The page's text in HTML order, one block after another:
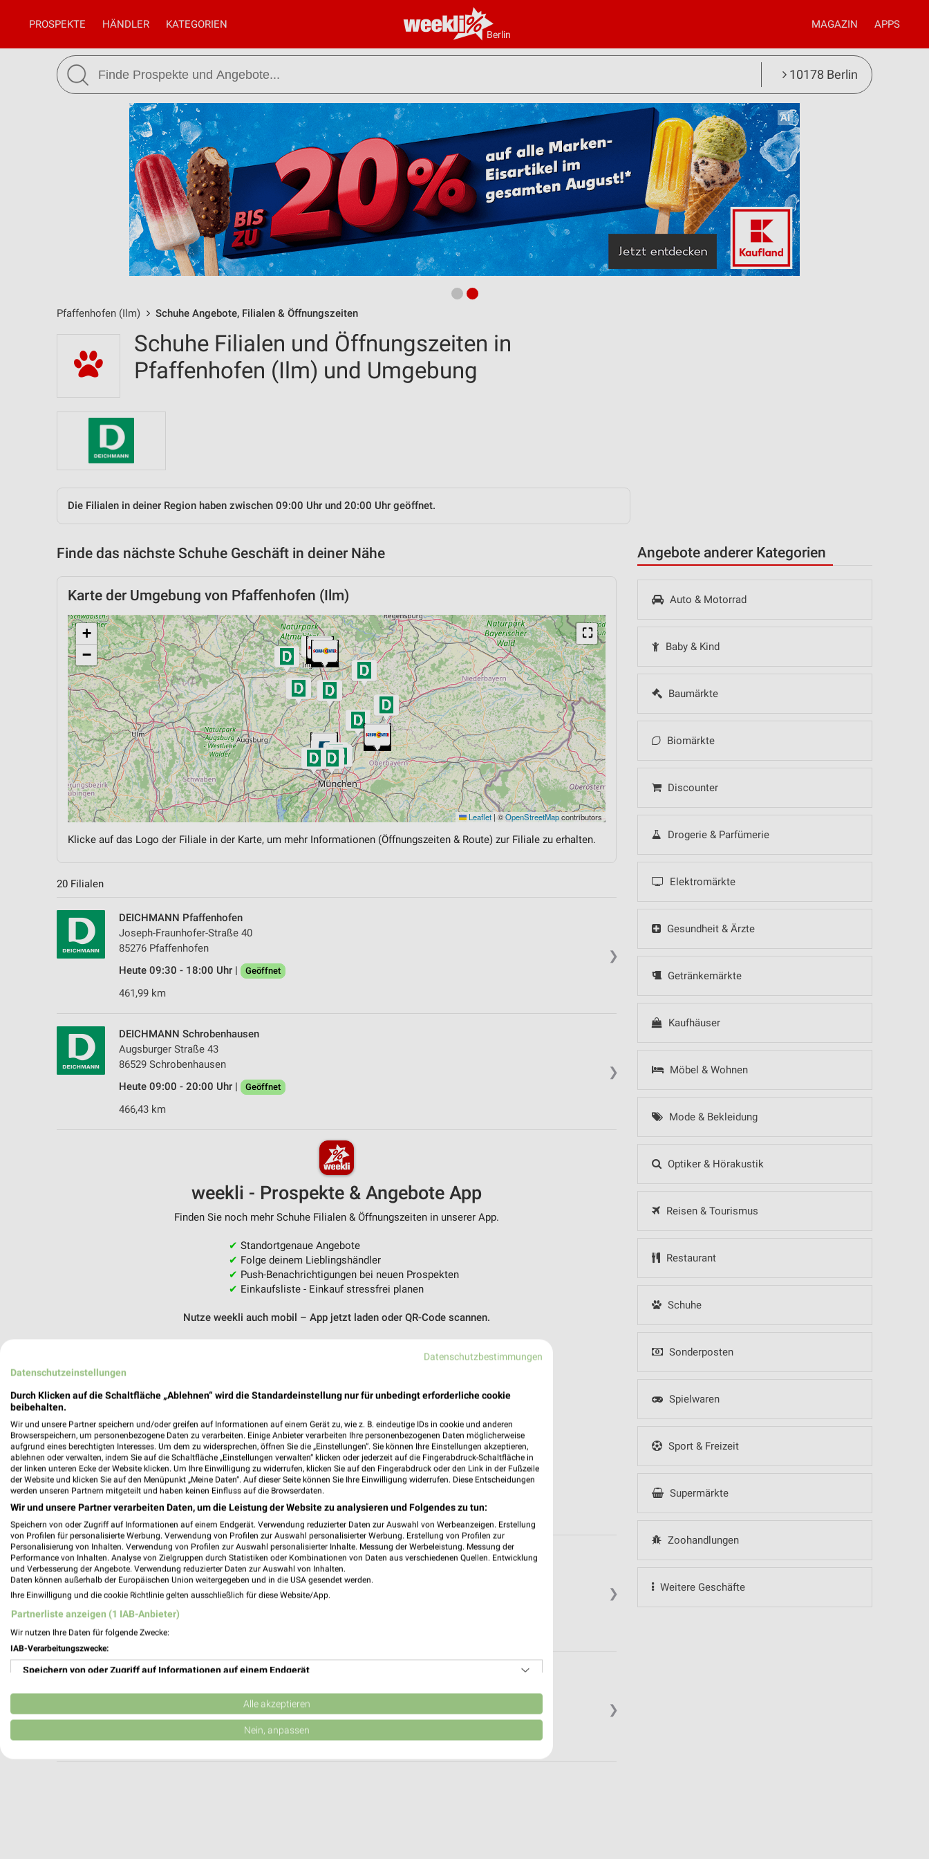
Berlin
PROSPEKTE HÄNDLER KATEGORIEN MAGAZIN APPS
10178 Berlin
Pfaffenhofen (Ilm) Schuhe Angebote, Filialen & Öffnungszeiten
Angebote anderer Kategorien
Auto & Motorrad
Baby & Kind
Baumärkte
Biomärkte
Discounter
Drogerie & Parfümerie
Elektromärkte
Gesundheit & Ärzte
Getränkemärkte
Kaufhäuser
Möbel & Wohnen
Mode & Bekleidung
Optiker & Hörakustik
Reisen & Tourismus
Restaurant
Schuhe
Sonderposten
Spielwaren
Sport & Freizeit
Supermärkte
Zoohandlungen
Weitere Geschäfte
Schuhe Filialen und Öffnungszeiten in
Pfaffenhofen (Ilm) und Umgebung
Die Filialen in deiner Region haben zwischen 09:00 Uhr und 20:00 Uhr geöffnet.
Finde das nächste Schuhe Geschäft in deiner Nähe
Karte der Umgebung von Pfaffenhofen (Ilm)
⛶
+
−
Leaflet | ©OpenStreetMapcontributors
Klicke auf das Logo der Filiale in der Karte, um mehr Informationen (Öffnungszeiten & Route) zur Filiale zu erhalten.
20 Filialen
❯
DEICHMANN Pfaffenhofen
Joseph-Fraunhofer-Straße 40
85276 Pfaffenhofen
Heute 09:30 - 18:00 Uhr |
Geöffnet
461,99 km
❯
DEICHMANN Schrobenhausen
Augsburger Straße 43
86529 Schrobenhausen
Heute 09:00 - 20:00 Uhr |
Geöffnet
466,43 km
weekli - Prospekte & Angebote App
Finden Sie noch mehr Schuhe Filialen & Öffnungszeiten in unserer App.
✔ Standortgenaue Angebote
✔ Folge deinem Lieblingshändler
✔ Push-Benachrichtigungen bei neuen Prospekten
✔ Einkaufsliste - Einkauf stressfrei planen
Nutze weekli auch mobil – App jetzt laden oder QR-Code scannen.
❯
DEICHMANN Freising
Münchner Straße 32
85354 Freising
Heute 09:00 - 20:00 Uhr |
474,56 km
❯
DEICHMANN Ingolstadt
Heute 09:00 - 18:00 Uhr | Geöffnet
Datenschutzbestimmungen
Datenschutzeinstellungen
Durch Klicken auf die Schaltfläche „Ablehnen“ wird die Standardeinstellung nur für unbedingt erforderliche cookie
beibehalten.
Wir und unsere Partner speichern und/oder greifen auf Informationen auf einem Gerät zu, wie z. B. eindeutige IDs in cookie und anderen
Browserspeichern, um personenbezogene Daten zu verarbeiten. Einige Anbieter verarbeiten Ihre personenbezogenen Daten möglicherweise
aufgrund eines berechtigten Interesses. Um dem zu widersprechen, öffnen Sie die „Einstellungen“. Sie können Ihre Einstellungen akzeptieren,
ablehnen oder verwalten, indem Sie auf die Schaltfläche „Einstellungen verwalten“ klicken oder jederzeit auf die Fingerabdruck-Schaltfläche in
der linken unteren Ecke der Website klicken. Um Ihre Einwilligung zu widerrufen, klicken Sie auf den Fingerabdruck oder den Link in der Fußzeile
der Website und klicken Sie auf den Menüpunkt „Meine Daten“. Auf dieser Seite können Sie Ihre Einwilligung widerrufen. Diese Entscheidungen
werden unseren Partnern mitgeteilt und haben keinen Einfluss auf die Browserdaten.
Wir und unsere Partner verarbeiten Daten, um die Leistung der Website zu analysieren und Folgendes zu tun:
Speichern von oder Zugriff auf Informationen auf einem Endgerät. Verwendung reduzierter Daten zur Auswahl von Werbeanzeigen. Erstellung
von Profilen für personalisierte Werbung. Verwendung von Profilen zur Auswahl personalisierter Werbung. Erstellung von Profilen zur
Personalisierung von Inhalten. Verwendung von Profilen zur Auswahl personalisierter Inhalte. Messung der Werbeleistung. Messung der
Performance von Inhalten. Analyse von Zielgruppen durch Statistiken oder Kombinationen von Daten aus verschiedenen Quellen. Entwicklung
und Verbesserung der Angebote. Verwendung reduzierter Daten zur Auswahl von Inhalten.
Daten können außerhalb der Europäischen Union weitergegeben und in die USA gesendet werden.
Ihre Einwilligung und die cookie Richtlinie gelten ausschließlich für diese Website/App.
Partnerliste anzeigen (1 IAB-Anbieter)
Wir nutzen Ihre Daten für folgende Zwecke:
IAB-Verarbeitungszwecke:
Speichern von oder Zugriff auf Informationen auf einem Endgerät
Verwendung reduzierter Daten zur Auswahl von Werbeanzeigen
Erstellung von Profilen für personalisierte Werbung
Alle akzeptieren
Nein, anpassen